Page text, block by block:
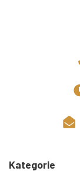
Kategorie